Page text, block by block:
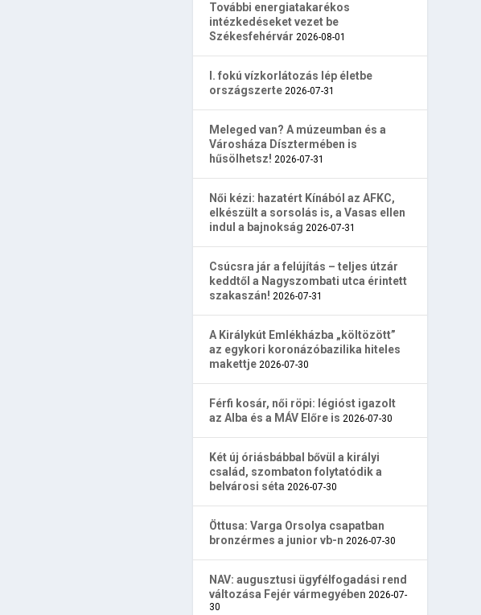
További energiatakarékos
intézkedéseket vezet be
Székesfehérvár 2026-08-01
I. fokú vízkorlátozás lép életbe
országszerte 2026-07-31
Meleged van? A múzeumban és a
Városháza Dísztermében is
hűsölhetsz! 2026-07-31
Női kézi: hazatért Kínából az AFKC,
elkészült a sorsolás is, a Vasas ellen
indul a bajnokság 2026-07-31
Csúcsra jár a felújítás – teljes útzár
keddtől a Nagyszombati utca érintett
szakaszán! 2026-07-31
A Királykút Emlékházba „költözött”
az egykori koronázóbazilika hiteles
makettje 2026-07-30
Férfi kosár, női röpi: légióst igazolt
az Alba és a MÁV Előre is 2026-07-30
Két új óriásbábbal bővül a királyi
család, szombaton folytatódik a
belvárosi séta 2026-07-30
Öttusa: Varga Orsolya csapatban
bronzérmes a junior vb-n 2026-07-30
NAV: augusztusi ügyfélfogadási rend
változása Fejér vármegyében 2026-07-
30